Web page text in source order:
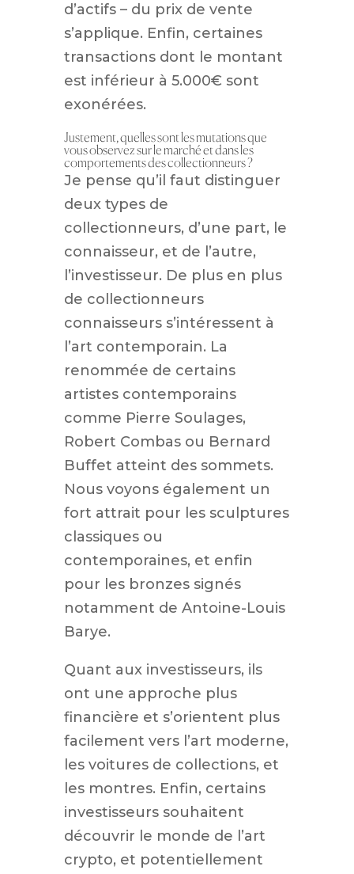
d’actifs – du prix de vente
s’applique. Enfin, certaines
transactions dont le montant
est inférieur à 5.000€ sont
exonérées.
Justement, quelles sont les mutations que
vous observez sur le marché et dans les
comportements des collectionneurs ?
Je pense qu’il faut distinguer
deux types de
collectionneurs, d’une part, le
connaisseur, et de l’autre,
l’investisseur. De plus en plus
de collectionneurs
connaisseurs s’intéressent à
l’art contemporain. La
renommée de certains
artistes contemporains
comme Pierre Soulages,
Robert Combas ou Bernard
Buffet atteint des sommets.
Nous voyons également un
fort attrait pour les sculptures
classiques ou
contemporaines, et enfin
pour les bronzes signés
notamment de Antoine-Louis
Barye.
Quant aux investisseurs, ils
ont une approche plus
financière et s’orientent plus
facilement vers l’art moderne,
les voitures de collections, et
les montres. Enfin, certains
investisseurs souhaitent
découvrir le monde de l’art
crypto, et potentiellement